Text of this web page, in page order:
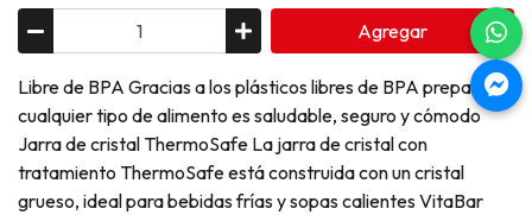
Agregar
Libre de BPA Gracias a los plásticos libres de BPA preparar
cualquier tipo de alimento es saludable, seguro y cómodo
Jarra de cristal ThermoSafe La jarra de cristal con
tratamiento ThermoSafe está construida con un cristal
grueso, ideal para bebidas frías y sopas calientes VitaBar